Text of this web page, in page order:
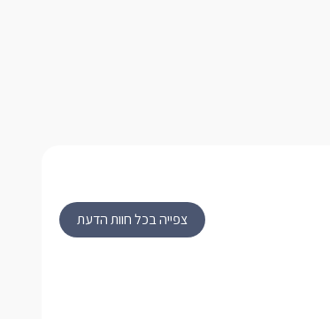
צפייה בכל חוות הדעת